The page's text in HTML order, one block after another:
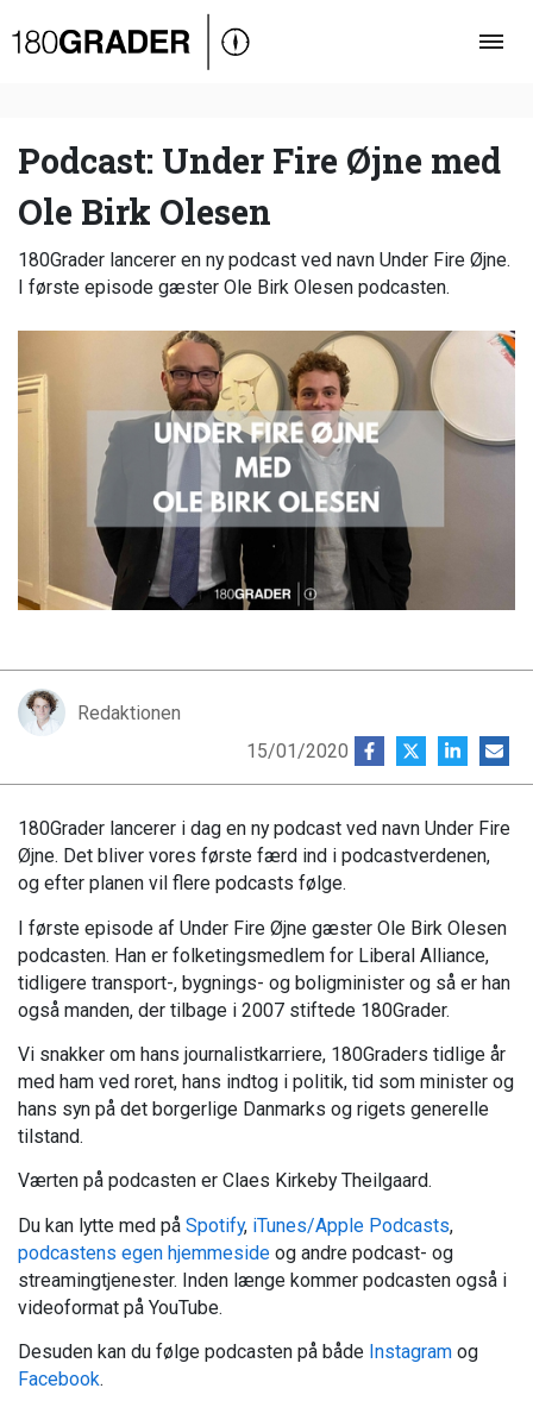
Oversigt
Debat
Video
Podcast
Podcast: Under Fire Øjne med
Ole Birk Olesen
180Grader lancerer en ny podcast ved navn Under Fire Øjne.
I første episode gæster Ole Birk Olesen podcasten.
Redaktionen
15/01/2020
180Grader lancerer i dag en ny podcast ved navn Under Fire
Øjne. Det bliver vores første færd ind i podcastverdenen,
og efter planen vil flere podcasts følge.
I første episode af Under Fire Øjne gæster Ole Birk Olesen
podcasten. Han er folketingsmedlem for Liberal Alliance,
tidligere transport-, bygnings- og boligminister og så er han
også manden, der tilbage i 2007 stiftede 180Grader.
Vi snakker om hans journalistkarriere, 180Graders tidlige år
med ham ved roret, hans indtog i politik, tid som minister og
hans syn på det borgerlige Danmarks og rigets generelle
tilstand.
Værten på podcasten er Claes Kirkeby Theilgaard.
Du kan lytte med på Spotify, iTunes/Apple Podcasts,
podcastens egen hjemmeside og andre podcast- og
streamingtjenester. Inden længe kommer podcasten også i
videoformat på YouTube.
Desuden kan du følge podcasten på både Instagram og
Facebook.